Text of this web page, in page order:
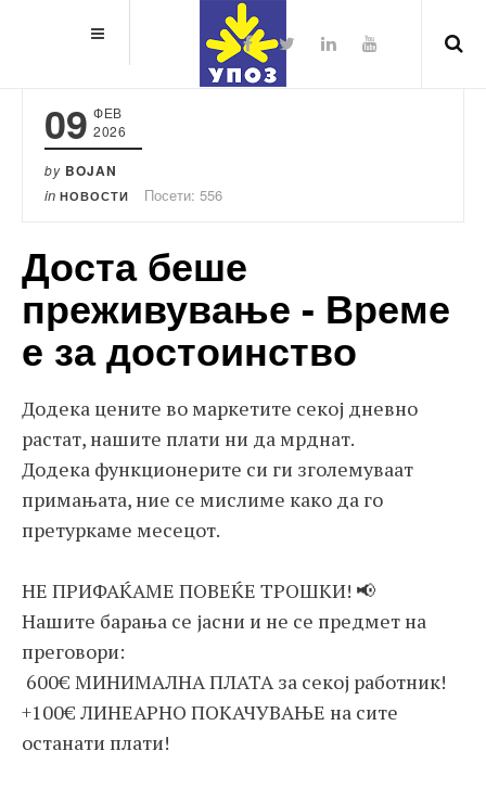
09 ФЕВ
2026
by BOJAN
in НОВОСТИ Посети: 556
Доста беше
преживување - Време
е за достоинство
Додека цените во маркетите секој дневно
растат, нашите плати ни да мрднат.
Додека функционерите си ги зголемуваат
примањата, ние се мислиме како да го
претуркаме месецот.
НЕ ПРИФАЌАМЕ ПОВЕЌЕ ТРОШКИ! 📢
Нашите барања се јасни и не се предмет на
преговори:
600€ МИНИМАЛНА ПЛАТА за секој работник!
+100€ ЛИНЕАРНО ПОКАЧУВАЊЕ на сите
останати плати!